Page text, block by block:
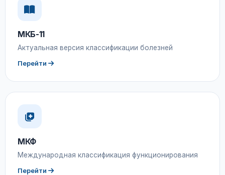
МКБ-11
Актуальная версия классификации болезней
Перейти
МКФ
Международная классификация функционирования
Перейти